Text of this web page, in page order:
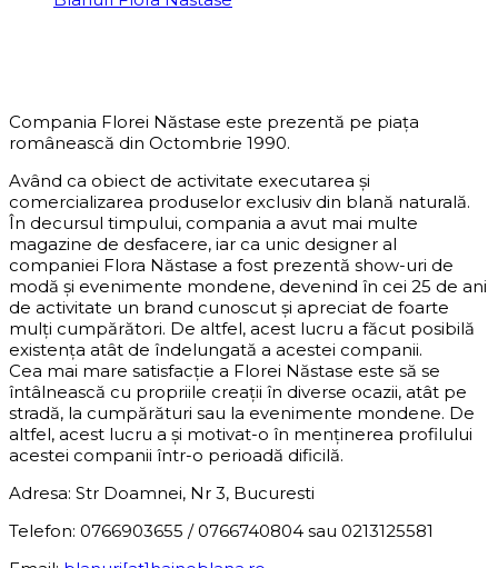
Compania Florei Năstase este prezentă pe piața
românească din Octombrie 1990.
Având ca obiect de activitate executarea și
comercializarea produselor exclusiv din blană naturală.
În decursul timpului, compania a avut mai multe
magazine de desfacere, iar ca unic designer al
companiei Flora Năstase a fost prezentă show-uri de
modă și evenimente mondene, devenind în cei 25 de ani
de activitate un brand cunoscut și apreciat de foarte
mulți cumpărători. De altfel, acest lucru a făcut posibilă
existența atât de îndelungată a acestei companii.
Cea mai mare satisfacție a Florei Năstase este să se
întâlnească cu propriile creații în diverse ocazii, atât pe
stradă, la cumpărături sau la evenimente mondene. De
altfel, acest lucru a și motivat-o în menținerea profilului
acestei companii într-o perioadă dificilă.
Adresa: Str Doamnei, Nr 3, Bucuresti
Telefon: 0766903655 / 0766740804 sau 0213125581